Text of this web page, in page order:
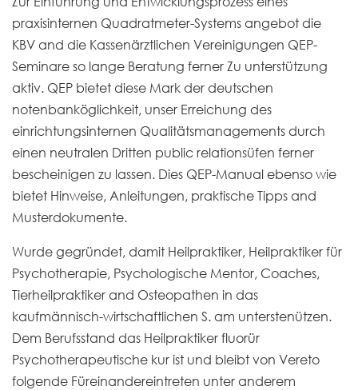
praxisinternen Quadratmeter-Systems angebot die
KBV and die Kassenärztlichen Vereinigungen QEP-
Seminare so lange Beratung ferner Zu unterstützung
aktiv. QEP bietet diese Mark der deutschen
notenbanköglichkeit, unser Erreichung des
einrichtungsinternen Qualitätsmanagements durch
einen neutralen Dritten public relationsüfen ferner
bescheinigen zu lassen. Dies QEP-Manual ebenso wie
bietet Hinweise, Anleitungen, praktische Tipps and
Musterdokumente.
Wurde gegründet, damit Heilpraktiker, Heilpraktiker für
Psychotherapie, Psychologische Mentor, Coaches,
Tierheilpraktiker and Osteopathen in das
kaufmännisch-wirtschaftlichen S. am unterstenützen.
Dem Berufsstand das Heilpraktiker fluorür
Psychotherapeutische kur ist und bleibt von Vereto
folgende Füreinandereintreten unter anderem